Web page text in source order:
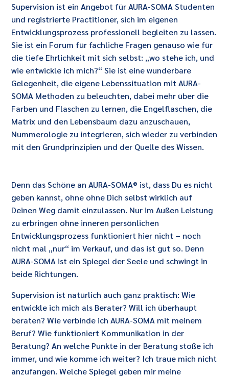
Supervision ist ein Angebot für AURA-SOMA Studenten
und registrierte Practitioner, sich im eigenen
Entwicklungsprozess professionell begleiten zu lassen.
Sie ist ein Forum für fachliche Fragen genauso wie für
die tiefe Ehrlichkeit mit sich selbst: „wo stehe ich, und
wie entwickle ich mich?“ Sie ist eine wunderbare
Gelegenheit, die eigene Lebenssituation mit AURA-
SOMA Methoden zu beleuchten, dabei mehr über die
Farben und Flaschen zu lernen, die Engelflaschen, die
Matrix und den Lebensbaum dazu anzuschauen,
Nummerologie zu integrieren, sich wieder zu verbinden
mit den Grundprinzipien und der Quelle des Wissen.
Denn das Schöne an AURA-SOMA® ist, dass Du es nicht
geben kannst, ohne ohne Dich selbst wirklich auf
Deinen Weg damit einzulassen. Nur im Außen Leistung
zu erbringen ohne inneren persönlichen
Entwicklungsprozess funktioniert hier nicht – noch
nicht mal „nur“ im Verkauf, und das ist gut so. Denn
AURA-SOMA ist ein Spiegel der Seele und schwingt in
beide Richtungen.
Supervision ist natürlich auch ganz praktisch: Wie
entwickle ich mich als Berater? Will ich überhaupt
beraten? Wie verbinde ich AURA-SOMA mit meinem
Beruf? Wie funktioniert Kommunikation in der
Beratung? An welche Punkte in der Beratung stoße ich
immer, und wie komme ich weiter? Ich traue mich nicht
anzufangen. Welche Spiegel geben mir meine